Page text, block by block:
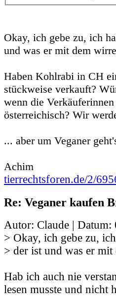
Okay, ich gebe zu, ich
und was er mit dem
Haben Kohlrabi in CH
stückweise verkauft?
wenn die
österreichisch? Wir
... aber um Veganer
Achim
tierrechtsforen.de/2/
Re: Veganer kaufen
Autor: Claude | Datum:
> Okay, ich gebe zu,
> der ist und was er
Hab ich auch nie
lesen musste und nicht